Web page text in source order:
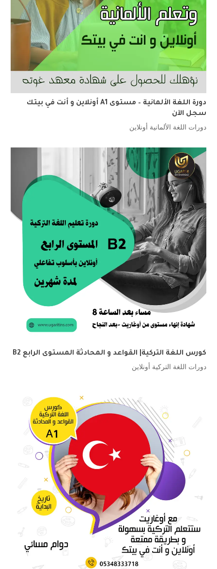
دورة اللغة الألمانية – مستوى A1 أونلاين و أنت في بيتك
سجل الآن
دورات اللغة الألمانية أونلاين
كورس اللغة التركية| القواعد و المحادثة المستوى الرابع B2
دورات اللغة التركية أونلاين